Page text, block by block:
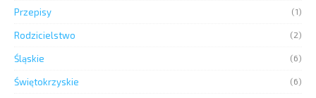
Przepisy (1)
Rodzicielstwo (2)
Śląskie (6)
Świętokrzyskie (6)